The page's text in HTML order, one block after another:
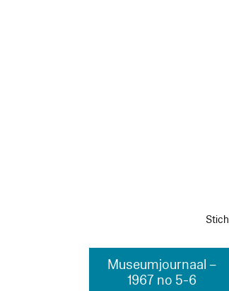
Museumjournaal –
1967 no 5-6